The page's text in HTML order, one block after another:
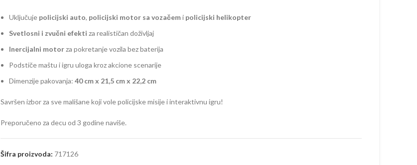
Uključuje policijski auto, policijski motor sa vozačemi policijski helikopter
Svetlosni i zvučni efekti za realističan doživljaj
Inercijalni motorza pokretanje vozila bez baterija
Podstiče maštu i igru uloga kroz akcione scenarije
Dimenzije pakovanja:40 cm x 21,5 cm x 22,2 cm
Savršen izbor za sve mališane koji vole policijske misije i interaktivnu igru!
Preporučeno za decu od 3 godine naviše.
Šifra proizvoda: 717126